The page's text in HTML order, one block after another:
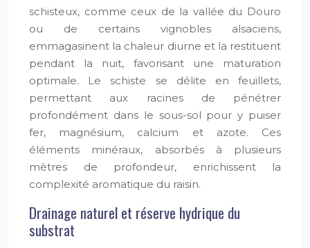
schisteux, comme ceux de la vallée du Douro
ou de certains vignobles alsaciens,
emmagasinent la chaleur diurne et la restituent
pendant la nuit, favorisant une maturation
optimale. Le schiste se délite en feuillets,
permettant aux racines de pénétrer
profondément dans le sous-sol pour y puiser
fer, magnésium, calcium et azote. Ces
éléments minéraux, absorbés à plusieurs
mètres de profondeur, enrichissent la
complexité aromatique du raisin.
Drainage naturel et réserve hydrique du
substrat